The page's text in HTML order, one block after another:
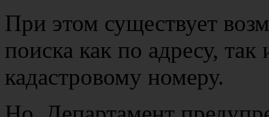
При этом существует
поиска как по адресу,
кадастровому номеру.